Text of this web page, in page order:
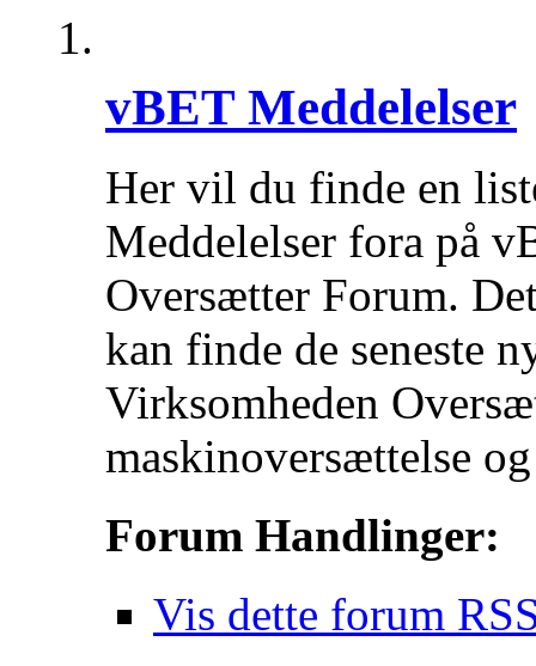
vBET Meddelelser
Her vil du finde en
Meddelelser fora på
Oversætter Forum.
kan finde de seneste
Virksomheden
maskinoversættelse
Forum Handlinger:
Vis dette forum